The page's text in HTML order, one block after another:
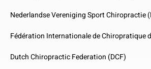
Nederlandse Vereniging Sport Chiropractie
Fédération Internationale de Chiropratique
Dutch Chiropractic Federation (DCF)